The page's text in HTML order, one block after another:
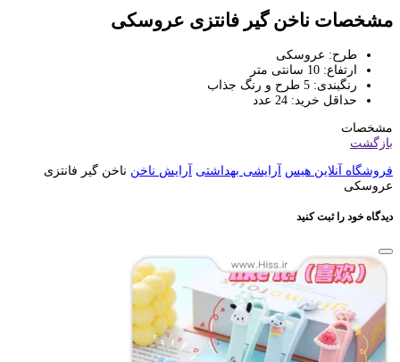
مشخصات ناخن گیر فانتزی عروسکی
طرح: عروسکی
ارتفاع: 10 سانتی متر
رنگبندی: 5 طرح و رنگ جذاب
حداقل خرید: 24 عدد
مشخصات
بازگشت
فروشگاه آنلاین هیس آرایشی بهداشتی آرایش ناخن ناخن گیر فانتزی
عروسکی
دیدگاه خود را ثبت کنید